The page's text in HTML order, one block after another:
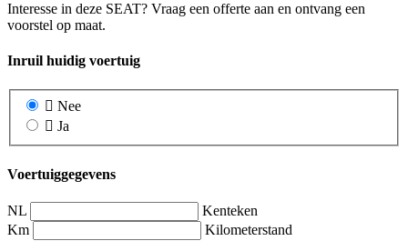
Interesse in deze SEAT? Vraag een offerte aan en ontvang een
voorstel op maat.
Inruil huidig voertuig
Nee
Ja
Voertuiggegevens
NL
Kenteken
Km
Kilometerstand